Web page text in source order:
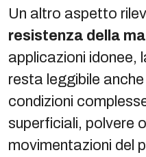
Un altro aspetto
resistenza della
applicazioni idonee,
resta leggibile
condizioni
superficiali, polvere
movimentazioni del